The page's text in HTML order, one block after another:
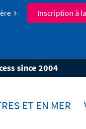
Inscription à
since 2004
ET EN MER